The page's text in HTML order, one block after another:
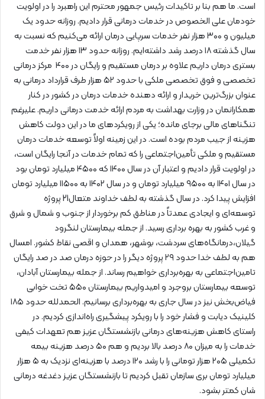
است. ما هم بنا بر تاکیدات رئیس جمهور محترم این راهبرد را در اولویت
خودمان علی الخصوص در خدمات درمانی قرار دادیم. روزانه حدود یک
میلیون و ۳۰۰ هزار نفر خدمات سرپایی درمان ارائه می‌کنیم که نسبت به
سال گذشته ۱۸ درصد رشد داشته‌ایم. روزانه حدود ۱۳ هزار نفر خدمت
بستری درمان داریم علاوه بر درمان مستقیم و رایگان در ۴۰۰ مرکز درمانی
تخصصی و فوق تخصصی ملکی با حدود ۵۲ هزار طرف قرارداد درمانی به
عنوان بزرگ‌ترین خریدار و ارائه دهنده خدمات درمان در کشور در کنار
همکارانمان در وزارت بهداشت به مردم ارائه خدمت درمانی داریم. علیرغم
تنگناهای مالی برجای مانده؛ یکی از رویکردهای ما در این دولت کاهش
هزینه از جیب مردم بوده است. در این زمینه اولاً توسعه خدمات درمان
مستقیم و ملکی تأمین‌اجتماعی را که تمام خدمات در آنجا رایگان است،
در اولویت قرار دادیم و اعتبار آن در سال ۱۴۰۰ که ۴۵۰۰ میلیارد تومان بود
در سال ۱۴۰۱ به ۹۵۰۰ میلیارد تومان و در سال ۱۴۰۲ به ۱۱۵۰۰ میلیارد تومان
افزایش پیدا کرد. در سال گذشته به لطف خداوند متعال21 پروژه
توسعه‌ای و ایجادی عمدتاً در مناطق کم برخوردار از جنوب و شمال و شرق
و غرب کشور به بهره برداری رسید. از جمله بیمارستان لنگرود
گیلان،درمانگاه‌های سردشت، بوشهر، همدان و اقصی نقاط کشور. امسال
هم به لطف خدا حدود ۲۹ پروژه دیگر را در حوزه درمان صد در صد رایگان
تامین‌اجتماعی به بهره‌برداری خواهیم رساند. از جمله بیمارستان آبادان،
توسعه بیمارستان بروجرد و امیدواریم بیمارستان ۵۵۰ تخت خوابی
فیاض‌بخش نیز در سال جاری به بهره‌برداری برسانیم. الحمدلله حدود ۱۸۵
کلینیک دیابت و فشار خود را با رویکرد پیشگیری راه‌اندازی کردیم. در
راستای کاهش هزینه‌های درمانی بازنشستگان عزیز هم تعهدات کیفی
خدمات را به میزان ۸۰ درصد بالا بردیم و هم ۵۰ درصد هزینه بیمه
تکمیلی ۲۰۵ هزار تومانی را با رشد ۱۲۰ درصد با هزینه‌ای نزدیک به ۵ هزار
میلیارد تومان بری سازمان تقبل کردیم تا بازنشستگان عزیز دغدغه درمانی
شان کمتر بشود.